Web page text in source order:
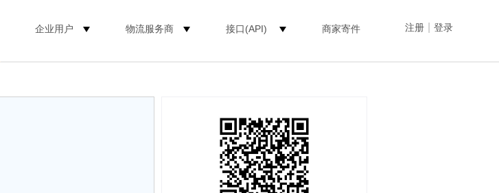
注册 登录
企业用户 物流服务商 接口(API) 商家寄件